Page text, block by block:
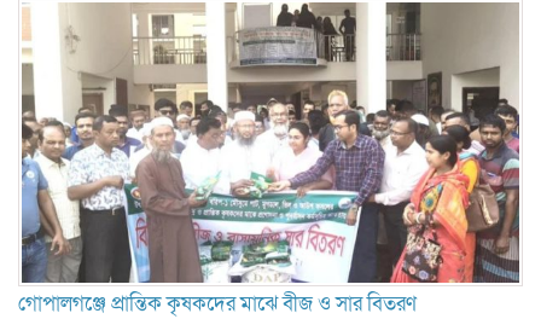
গোপালগঞ্জে প্রান্তিক কৃষকদের মাঝে বীজ ও সার বিতরণ